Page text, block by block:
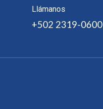
Llámanos
+502 2319-0600